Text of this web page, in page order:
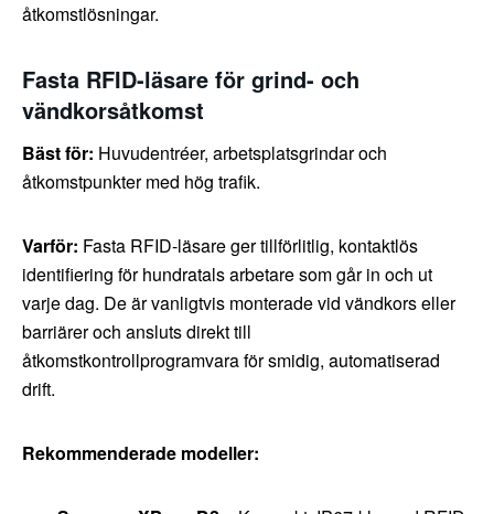
åtkomstlösningar.
Fasta RFID-läsare för grind- och
vändkorsåtkomst
Bäst för: Huvudentréer, arbetsplatsgrindar och
åtkomstpunkter med hög trafik.
Varför: Fasta RFID-läsare ger tillförlitlig, kontaktlös
identifiering för hundratals arbetare som går in och ut
varje dag. De är vanligtvis monterade vid vändkors eller
barriärer och ansluts direkt till
åtkomstkontrollprogramvara för smidig, automatiserad
drift.
Rekommenderade modeller: